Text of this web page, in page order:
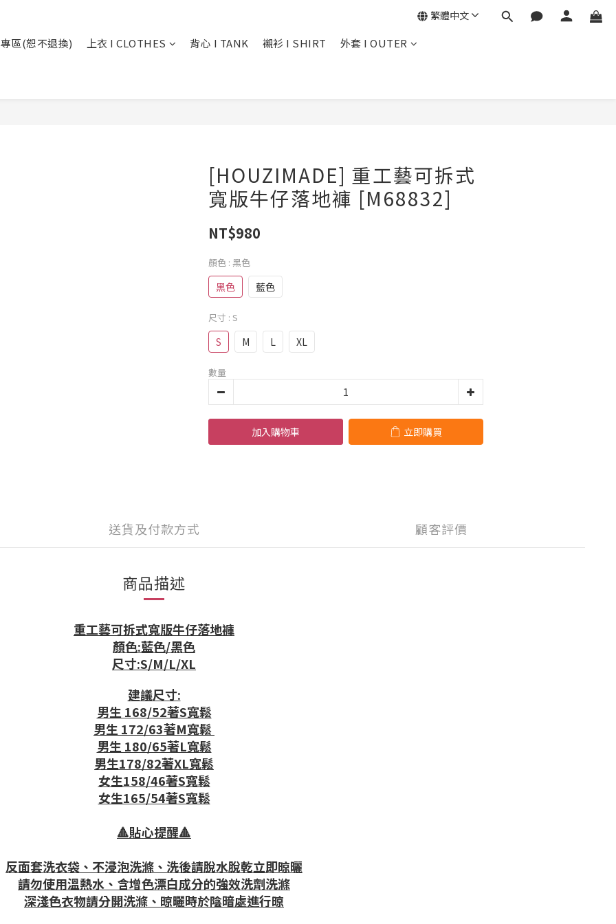
區(恕不退換) 上衣 I CLOTHES 背心 I TANK 襯衫 I SHIRT 外套 I OUTER
繁體中文
[HOUZIMADE] 重工藝可拆式
寬版牛仔落地褲 [M68832]
NT$980
顏色 : 黑色
黑色 藍色
尺寸 : S
S M L XL
數量
加入購物車 立即購買
送貨及付款方式 顧客評價
商品描述
重工藝可拆式寬版牛仔落地褲
顏色:藍色/黑色
尺寸:S/M/L/XL
建議尺寸:
男生 168/52著S寬鬆
男生 172/63著M寬鬆
男生 180/65著L寬鬆
男生178/82著XL寬鬆
女生158/46著S寬鬆
女生165/54著S寬鬆
🔺貼心提醒🔺
反面套洗衣袋、不浸泡洗滌、洗後請脫水脫乾立即晾曬
請勿使用溫熱水、含增色漂白成分的強效洗劑洗滌
深淺色衣物請分開洗滌、晾曬時於陰暗處進行晾